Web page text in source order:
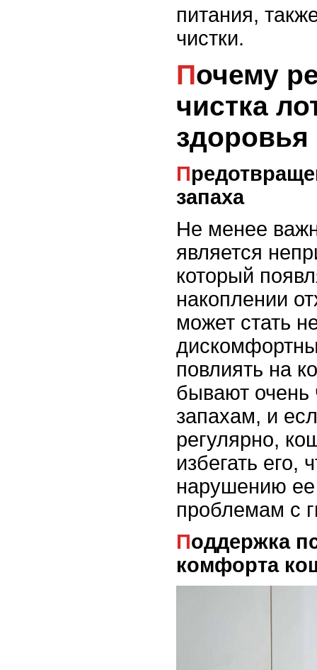
питания,
чистки.
Почему регулярная
чистка
Предотвращение неприятного
запаха
Не менее
является
который
накоплении
может стать
повлиять на
бывают очень
запахам, и
регулярно,
избегать его,
нарушению
проблемам с
Поддержка психологического
комфорта